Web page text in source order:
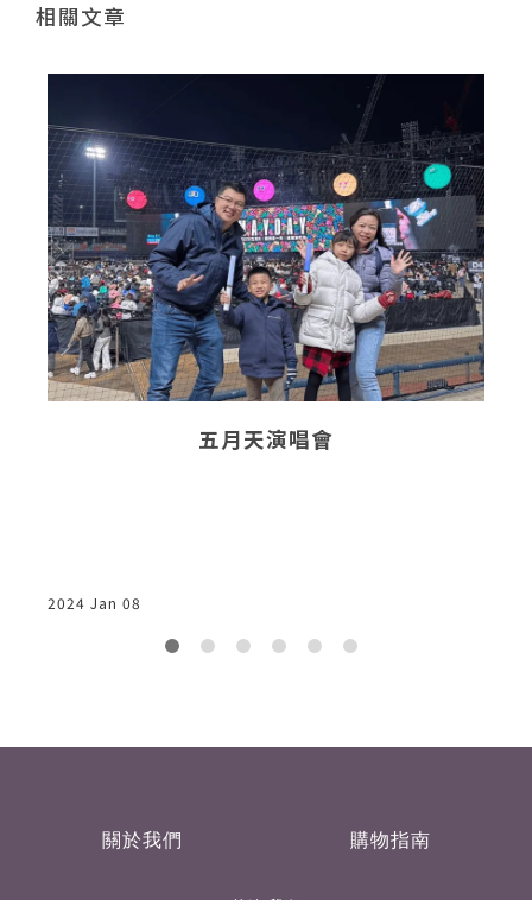
相關文章
五月天演唱會
2024 Jan 08
關於我們 購物指南